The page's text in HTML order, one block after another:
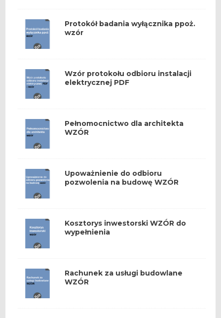
Protokół badania wyłącznika ppoż.
wzór
Wzór protokołu odbioru instalacji
elektrycznej PDF
Pełnomocnictwo dla architekta
WZÓR
Upoważnienie do odbioru
pozwolenia na budowę WZÓR
Kosztorys inwestorski WZÓR do
wypełnienia
Rachunek za usługi budowlane
WZÓR